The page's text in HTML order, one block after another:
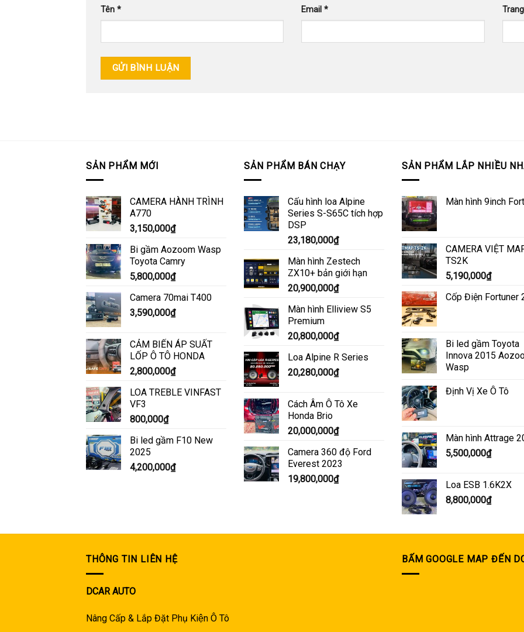
Tên * Email*
SẢN PHẨM MỚI
CAMERA HÀNH TRÌNH
A770
3,150,000₫
Bi gầm Aozoom Wasp
Toyota Camry
5,800,000₫
Camera 70mai T400
3,590,000₫
CẢM BIẾN ÁP SUẤT
LỐP Ô TÔ HONDA
2,800,000₫
LOA TREBLE VINFAST
VF3
800,000₫
Bi led gầm F10 New
2025
4,200,000₫
SẢN PHẨM BÁN CHẠY
Cấu hình loa Alpine
Series S-S65C tích hợp
DSP
23,180,000₫
Màn hình Zestech
ZX10+ bản giới hạn
20,900,000₫
Màn hình Elliview S5
Premium
20,800,000₫
Loa Alpine R Series
20,280,000₫
Cách Âm Ô Tô Xe
Honda Brio
20,000,000₫
Camera 360 độ Ford
Everest 2023
19,800,000₫
SẢN PHẨM LẮP NHIỀU
Màn hình 9inch
CAMERA VIỆT
TS2K
5,190,000₫
Cốp Điện Fortuner
Bi led gầm Toyota
Innova 2015
Wasp
Định Vị Xe Ô Tô
Màn hình Attrage
5,500,000₫
Loa ESB 1.6K2X
8,800,000₫
THÔNG TIN LIÊN HỆ
DCAR AUTO
Nâng Cấp & Lắp Đặt Phụ Kiện Ô Tô
BẤM GOOGLE MAP ĐẾN